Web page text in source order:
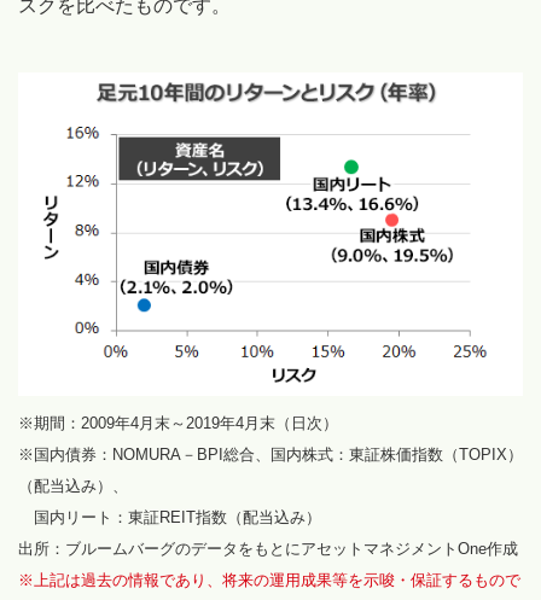
スクを比べたものです。
※期間：2009年4月末～2019年4月末（日次）
※国内債券：NOMURA－BPI総合、国内株式：東証株価指数（TOPIX）
（配当込み）、
国内リート：東証REIT指数（配当込み）
出所：ブルームバーグのデータをもとにアセットマネジメントOne作成
※上記は過去の情報であり、将来の運用成果等を示唆・保証するもので